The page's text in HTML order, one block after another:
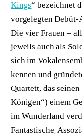
Kings“ bezeichnet
vorgelegten Debüt-
Die vier Frauen –
jeweils auch als
sich im
kennen und
Quartett, das
Königen“) einem
im Wunderland
Fantastische,